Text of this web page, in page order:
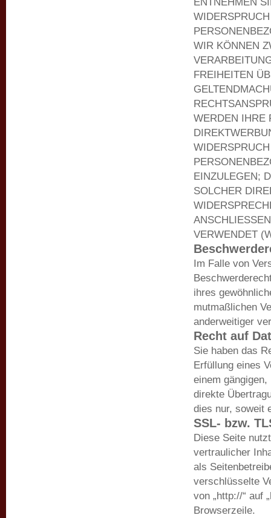
WIR KÖNNEN
FREIHEITEN
WERDEN IHRE
EINZULEGEN;
SOLCHER
VERWENDET
Im Falle von
ihres
mutmaßlichen
anderweitiger
Recht auf
Sie haben das
Erfüllung eines
einem
direkte
dies nur, soweit
SSL- bzw.
Diese Seite
vertraulicher
als
verschlüsselte
von „http://“ auf
Browserzeile.